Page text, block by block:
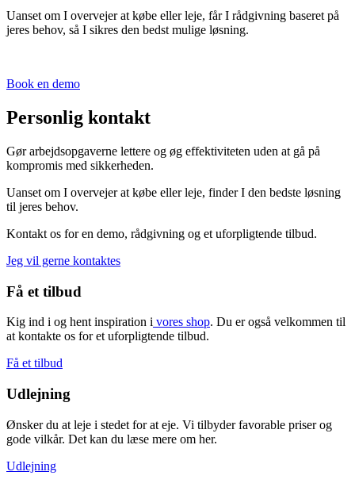
Uanset om I overvejer at købe eller leje, får I rådgivning baseret på
jeres behov, så I sikres den bedst mulige løsning.
Book en demo
Personlig kontakt
Gør arbejdsopgaverne lettere og øg effektiviteten uden at gå på
kompromis med sikkerheden.
Uanset om I overvejer at købe eller leje, finder I den bedste løsning
til jeres behov.
Kontakt os for en demo, rådgivning og et uforpligtende tilbud.
Jeg vil gerne kontaktes
Få et tilbud
Kig ind i og hent inspiration i vores shop. Du er også velkommen til
at kontakte os for et uforpligtende tilbud.
Få et tilbud
Udlejning
Ønsker du at leje i stedet for at eje. Vi tilbyder favorable priser og
gode vilkår. Det kan du læse mere om her.
Udlejning